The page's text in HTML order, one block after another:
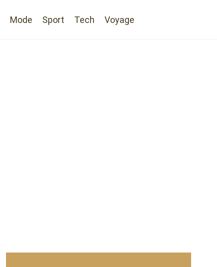
Mode Sport Tech Voyage